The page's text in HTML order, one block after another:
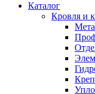
Каталог
Кровля и